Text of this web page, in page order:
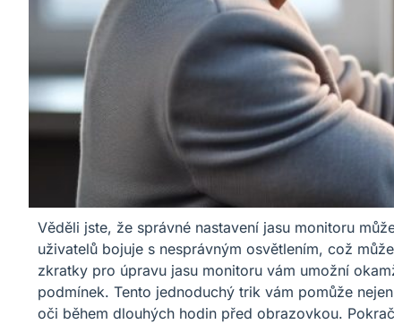
Věděli jste, že správné nastavení jasu monitoru
uživatelů bojuje s nesprávným osvětlením, což
zkratky pro úpravu jasu monitoru vám umožní
podmínek. Tento jednoduchý trik vám pomůže
oči během dlouhých hodin před obrazovkou.